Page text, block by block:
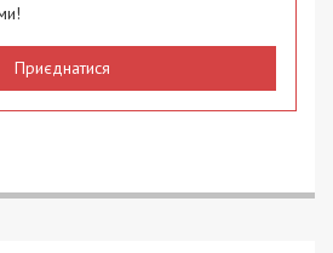
Приєднатися